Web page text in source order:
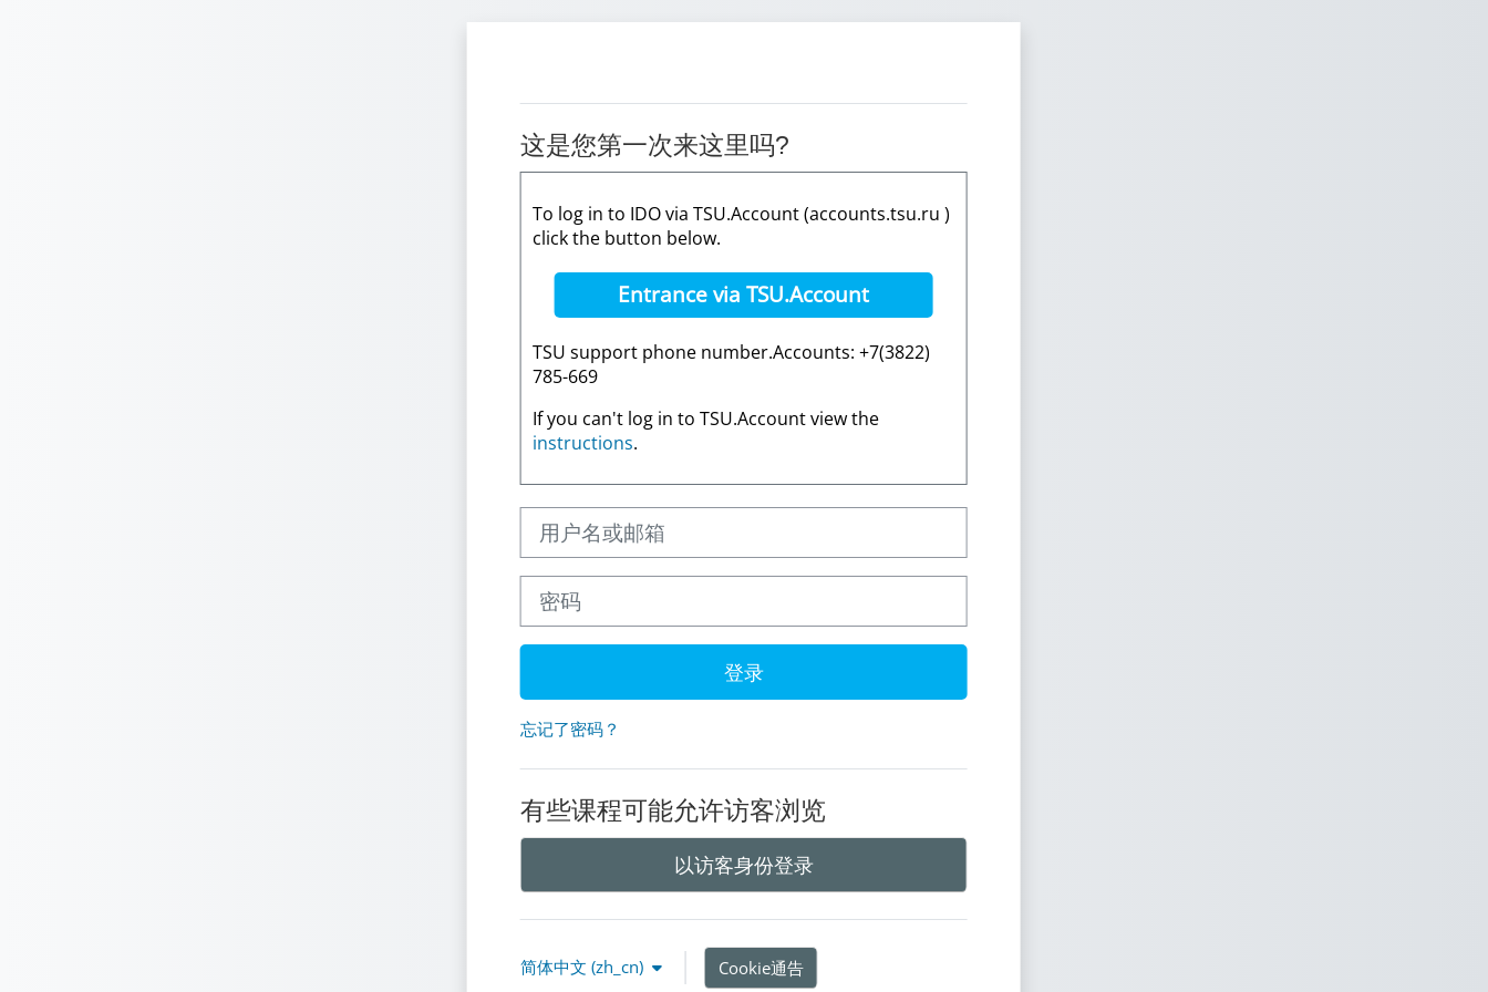
这是您第一次来这里吗?
To log in to IDO via TSU.Account (accounts.tsu.ru )
click the button below.
Entrance via TSU.Account
TSU support phone number.Accounts: +7(3822)
785-669
If you can't log in to TSU.Account view the
instructions.
登录
忘记了密码？
有些课程可能允许访客浏览
以访客身份登录
简体中文 ‎(zh_cn)‎ Cookie通告